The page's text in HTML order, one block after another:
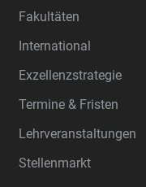
Fakultäten
International
Exzellenzstrategie
Termine & Fristen
Lehrveranstaltungen
Stellenmarkt